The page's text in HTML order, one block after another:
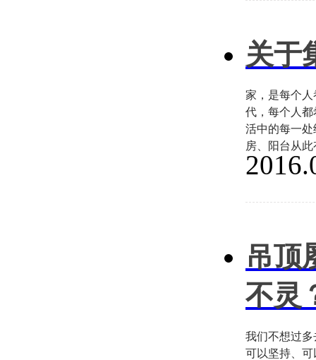
关于
家，是每个
代，每个人
活中的每一
房、阳台从
吊顶
不灵
我们不想过
可以坚持、